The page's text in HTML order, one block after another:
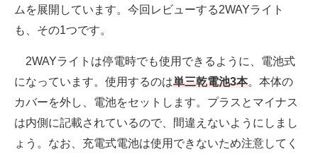
ムを展開しています。今回レビューする2WAYライト
も、その1つです。
2WAYライトは停電時でも使用できるように、電池式
になっています。使用するのは単三乾電池3本。本体の
カバーを外し、電池をセットします。プラスとマイナス
は内側に記載されているので、間違えないようにしまし
ょう。なお、充電式電池は使用できないため注意してく